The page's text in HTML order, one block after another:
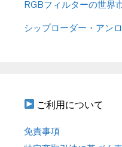
RGBフィルターの世界
シップローダー・アン
ご利用について
免責事項